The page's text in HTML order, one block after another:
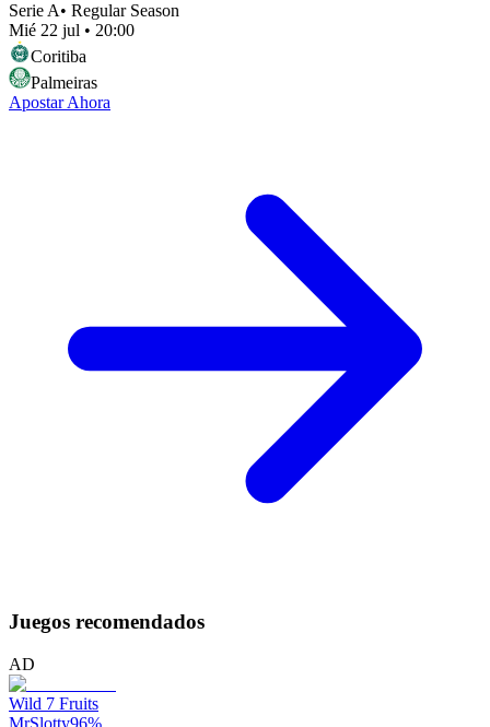
Serie A• Regular Season
Mié 22 jul • 20:00
Coritiba
Palmeiras
Apostar Ahora
Juegos recomendados
AD
Wild 7 Fruits
MrSlotty96%